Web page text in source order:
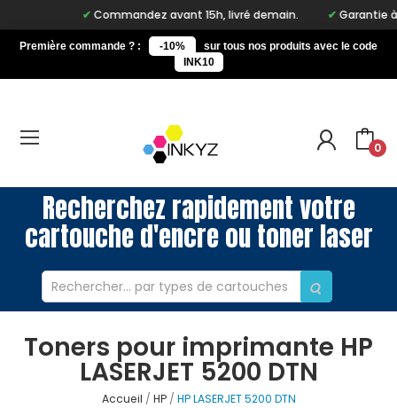
Commandez avant 15h, livré demain. Garantie à
Première commande ? : -10%
sur tous nos produits avec le code
INK10
0
Recherchez rapidement votre
cartouche d'encre ou toner laser
Toners pour imprimante HP
LASERJET 5200 DTN
Accueil HP HP LASERJET 5200 DTN